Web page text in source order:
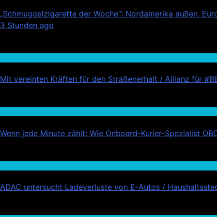
„Schmuggelzigarette der Woche“: Nordamerika außen,
3 Stunden ago
Mit vereinten Kräften für den Straßenerhalt / Allianz für
Wenn jede Minute zählt: Wie Onboard-Kurier-Spezialist
ADAC untersucht Ladeverluste von E-Autos /